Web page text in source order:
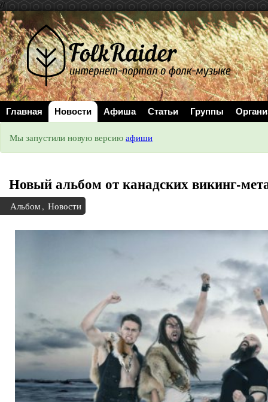
//
Главная Новости Афиша Статьи Группы
Мы запустили новую версию афиши
Новый альбом от канадских викинг-
Альбом , Новости